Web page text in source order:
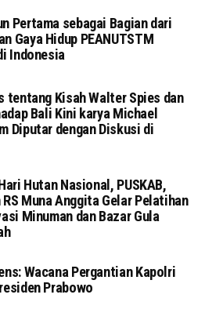
Pertama sebagai Bagian dari
Gaya Hidup PEANUTSTM
Indonesia
tentang Kisah Walter Spies dan
Bali Kini karya Michael
Diputar dengan Diskusi di
Hutan Nasional, PUSKAB,
RS Muna Anggita Gelar Pelatihan
Minuman dan Bazar Gula
Wacana Pergantian Kapolri
Prabowo